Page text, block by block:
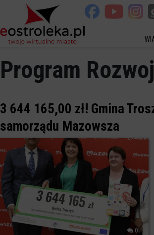
Program
3 644 165,00 zł! Gmina
samorządu Mazowsza
0